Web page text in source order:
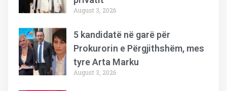
August 3, 2026
5 kandidatë në garë për
Prokurorin e Përgjithshëm, mes
tyre Arta Marku
August 3, 2026